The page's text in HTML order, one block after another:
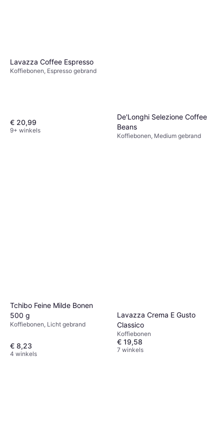
Lavazza Coffee Espresso
Koffiebonen, Espresso gebrand
€ 20,99
9+ winkels
De'Longhi Selezione Coffee
Beans
Koffiebonen, Medium gebrand
Tchibo Feine Milde Bonen
500 g
Koffiebonen, Licht gebrand
€ 8,23
4 winkels
Lavazza Crema E Gusto
Classico
Koffiebonen
€ 19,58
7 winkels